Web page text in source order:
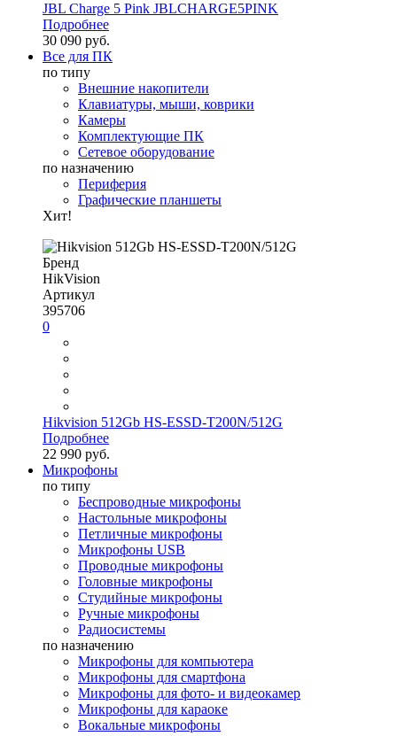
JBL Charge 5 Pink JBLCHARGE5PINK
Подробнее
30 090 руб.
Все для ПК
по типу
Внешние накопители
Клавиатуры, мыши, коврики
Камеры
Комплектующие ПК
Сетевое оборудование
по назначению
Периферия
Графические планшеты
Хит!
Бренд
HikVision
Артикул
395706
0
Hikvision 512Gb HS-ESSD-T200N/512G
Подробнее
22 990 руб.
Микрофоны
по типу
Беспроводные микрофоны
Настольные микрофоны
Петличные микрофоны
Микрофоны USB
Проводные микрофоны
Головные микрофоны
Студийные микрофоны
Ручные микрофоны
Радиосистемы
по назначению
Микрофоны для компьютера
Микрофоны для смартфона
Микрофоны для фото- и видеокамер
Микрофоны для караоке
Вокальные микрофоны